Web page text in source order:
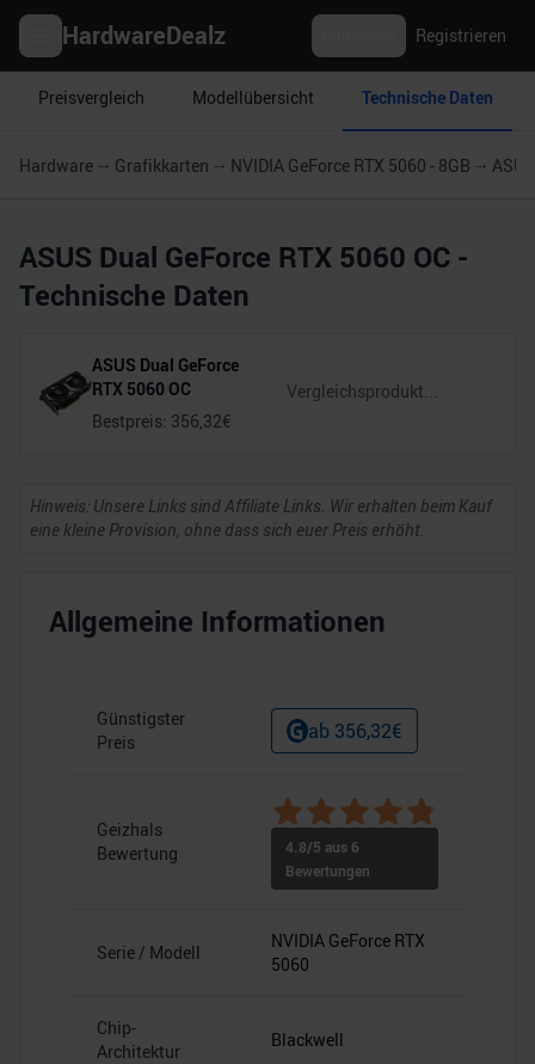
HardwareDealz Registrieren
Preisvergleich Modellübersicht Technische Daten
Hardware Grafikkarten NVIDIA GeForce RTX 5060 - 8GB
ASUS Dual GeForce RTX 5060 OC -
Technische Daten
ASUS Dual GeForce
RTX 5060 OC
Bestpreis: 356,32€
Hinweis: Unsere Links sind Affiliate Links. Wir erhalten beim Kauf
eine kleine Provision, ohne dass sich euer Preis erhöht.
Allgemeine Informationen
Günstigster
Preis
ab 356,32€
Geizhals
Bewertung
4.8/5 aus 6
Bewertungen
Serie / Modell
NVIDIA GeForce RTX
5060
Chip-
Architektur
Blackwell